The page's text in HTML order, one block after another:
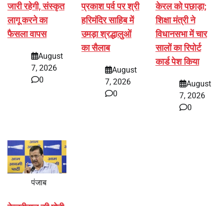
जारी रहेगी, संस्कृत
लागू करने का
फैसला वापस
August
7, 2026
0
प्रकाश पर्व पर श्री
हरिमंदिर साहिब में
उमड़ा श्रद्धालुओं
का सैलाब
August
7, 2026
0
केरल को पछाड़ा;
शिक्षा मंत्री ने
विधानसभा में चार
सालों का रिपोर्ट
कार्ड पेश किया
August
7, 2026
0
पंजाब